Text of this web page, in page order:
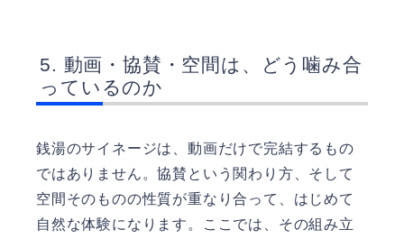
動画・協賛・空間は、どう噛み合
っているのか
銭湯のサイネージは、動画だけで完結するもの
ではありません。協賛という関わり方、そして
空間そのものの性質が重なり合って、はじめて
自然な体験になります。ここでは、その組み立